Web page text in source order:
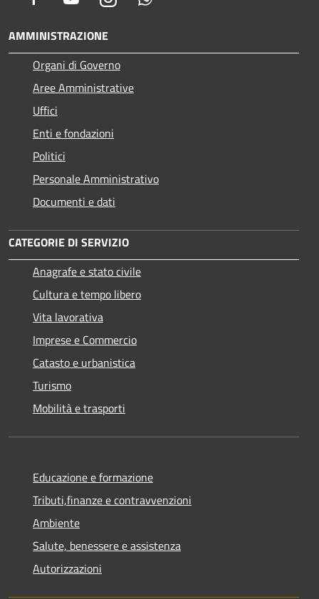
AMMINISTRAZIONE
Organi di Governo
Aree Amministrative
Uffici
Enti e fondazioni
Politici
Personale Amministrativo
Documenti e dati
CATEGORIE DI SERVIZIO
Anagrafe e stato civile
Cultura e tempo libero
Vita lavorativa
Imprese e Commercio
Catasto e urbanistica
Turismo
Mobilità e trasporti
Educazione e formazione
Tributi,finanze e contravvenzioni
Ambiente
Salute, benessere e assistenza
Autorizzazioni